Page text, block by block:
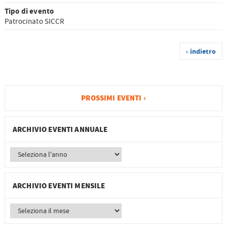
Tipo di evento
Patrocinato SICCR
‹ indietro
PROSSIMI EVENTI ›
ARCHIVIO EVENTI ANNUALE
ARCHIVIO EVENTI MENSILE